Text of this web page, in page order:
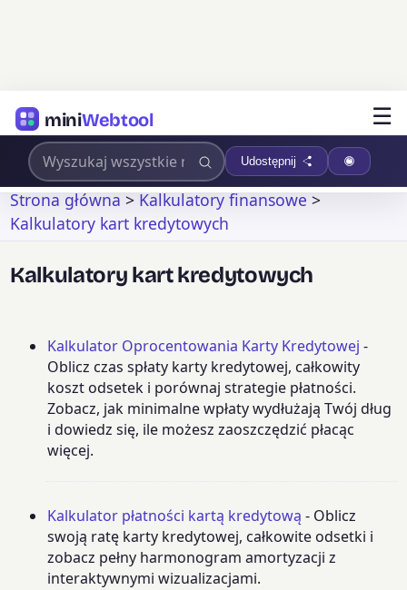
miniWebtool ☰
Udostępnij
Strona główna>Kalkulatory finansowe>
Kalkulatory kart kredytowych
Kalkulatory kart kredytowych
Kalkulator Oprocentowania Karty Kredytowej -
Oblicz czas spłaty karty kredytowej, całkowity
koszt odsetek i porównaj strategie płatności.
Zobacz, jak minimalne wpłaty wydłużają Twój dług
i dowiedz się, ile możesz zaoszczędzić płacąc
więcej.
Kalkulator płatności kartą kredytową - Oblicz
swoją ratę karty kredytowej, całkowite odsetki i
zobacz pełny harmonogram amortyzacji z
interaktywnymi wizualizacjami.